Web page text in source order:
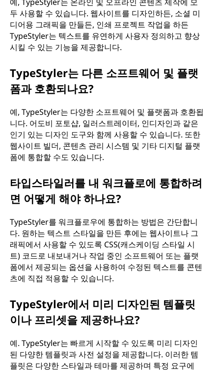
두 사용할 수 있습니다. 웹사이트를 디자인하든, 소셜 미
디어용 그래픽을 만들든, 인쇄 프로젝트 작업을 하든
TypeStyler는 텍스트를 유연하게 사용자 정의하고 향상
시킬 수 있는 기능을 제공합니다.
TypeStyler는 다른 소프트웨어 및 플랫
폼과 호환되나요?
예, TypeStyler는 다양한 소프트웨어 및 플랫폼과 호환됩
니다. 어도비 포토샵, 일러스트레이터, 인디자인과 같은
인기 있는 디자인 도구와 함께 사용할 수 있습니다. 또한
웹사이트 빌더, 콘텐츠 관리 시스템 및 기타 디지털 플랫
폼에 통합할 수도 있습니다.
타입스타일러를 내 워크플로에 통합하려
면 어떻게 해야 하나요?
TypeStyler를 워크플로우에 통합하는 방법은 간단합니
다. 원하는 텍스트 스타일을 만든 후에는 웹사이트나 그
래픽에서 사용할 수 있도록 CSS(캐스케이딩 스타일 시
트) 코드로 내보내거나 작업 중인 소프트웨어 또는 플랫
폼에서 제공되는 옵션을 사용하여 수정된 텍스트를 콘텐
츠에 직접 적용할 수 있습니다.
TypeStyler에서 미리 디자인된 템플릿
이나 프리셋을 제공하나요?
예. TypeStyler는 빠르게 시작할 수 있도록 미리 디자인
된 다양한 템플릿과 사전 설정을 제공합니다. 이러한 템
플릿은 다양한 스타일과 테마를 제공하며 특정 요구에